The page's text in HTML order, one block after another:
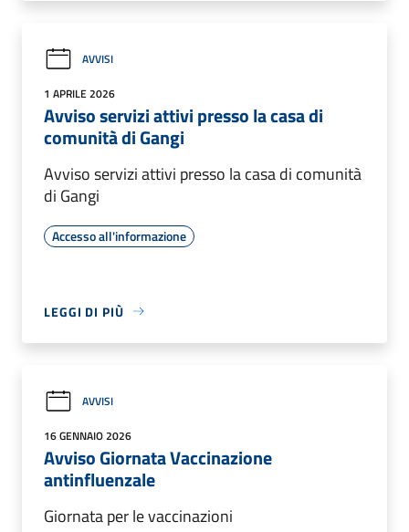
AVVISI
1 APRILE 2026
Avviso servizi attivi presso la casa di
comunità di Gangi
Avviso servizi attivi presso la casa di comunità
di Gangi
Accesso all'informazione
LEGGI DI PIÙ
AVVISI
16 GENNAIO 2026
Avviso Giornata Vaccinazione
antinfluenzale
Giornata per le vaccinazioni